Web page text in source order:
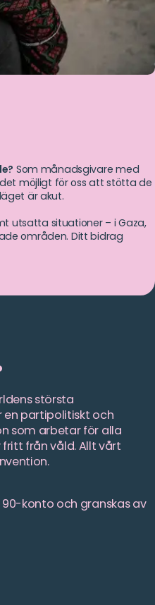
Som månadsgivare med
möjligt för oss att stötta de
är akut.
utsatta situationer – i Gaza,
områden. Ditt bidrag
största
en partipolitiskt och
som arbetar för alla
från våld. Allt vårt
konto och granskas av